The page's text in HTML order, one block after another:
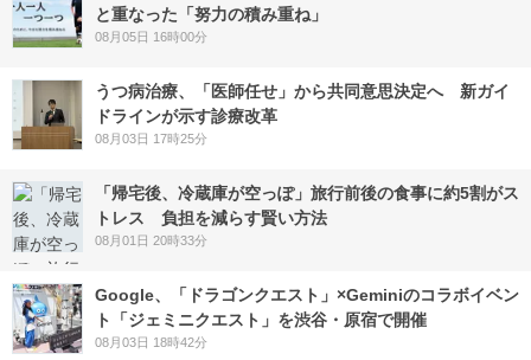
と重なった「努力の積み重ね」
08月05日 16時00分
うつ病治療、「医師任せ」から共同意思決定へ 新ガイ
ドラインが示す診療改革
08月03日 17時25分
「帰宅後、冷蔵庫が空っぽ」旅行前後の食事に約5割がス
トレス 負担を減らす賢い方法
08月01日 20時33分
Google、「ドラゴンクエスト」×Geminiのコラボイベン
ト「ジェミニクエスト」を渋谷・原宿で開催
08月03日 18時42分